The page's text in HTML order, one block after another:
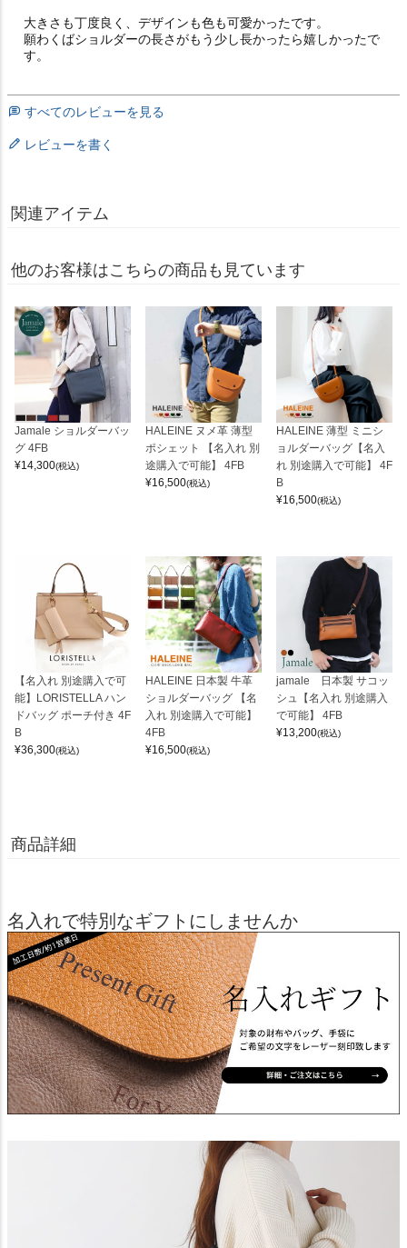
大きさも丁度良く、デザインも色も可愛かったです。
願わくばショルダーの長さがもう少し長かったら嬉しかったで
す。
すべてのレビューを見る
レビューを書く
関連アイテム
他のお客様はこちらの商品も見ています
Jamale ショルダーバッ
グ 4FB
¥14,300(税込)
HALEINE ヌメ革 薄型
ポシェット 【名入れ 別
途購入で可能】 4FB
¥16,500(税込)
HALEINE 薄型 ミニシ
ョルダーバッグ【名入
れ 別途購入で可能】 4F
B
¥16,500(税込)
【名入れ 別途購入で可
能】LORISTELLA ハン
ドバッグ ポーチ付き 4F
B
¥36,300(税込)
HALEINE 日本製 牛革
ショルダーバッグ 【名
入れ 別途購入で可能】
4FB
¥16,500(税込)
jamale 日本製 サコッ
シュ【名入れ 別途購入
で可能】 4FB
¥13,200(税込)
商品詳細
名入れで特別なギフトにしませんか